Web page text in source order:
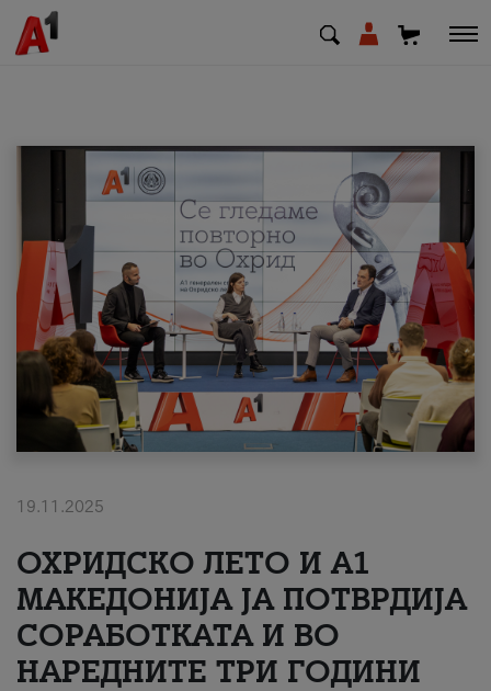
МК SQ
Приватни Деловни
Поддршка
Надополни кредит
#ПодобарОнлајн
19.11.2025
ОХРИДСКО ЛЕТО И A1
МАКЕДОНИЈА ЈА ПОТВРДИЈА
СОРАБОТКАТА И ВО
НАРЕДНИТЕ ТРИ ГОДИНИ